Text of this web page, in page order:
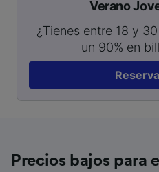
Verano
¿Tienes entre 18 y
un 90% en
Precios bajos para